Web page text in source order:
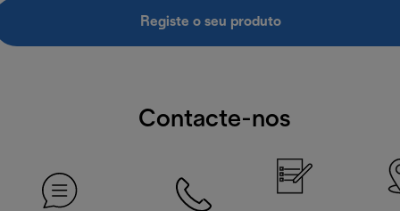
Registe o seu produto
Contacte-nos